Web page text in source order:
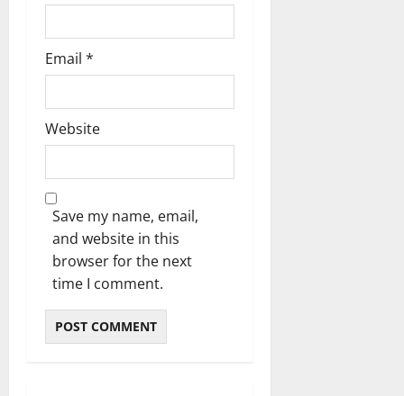
Email *
Website
Save my name, email,
and website in this
browser for the next
time I comment.